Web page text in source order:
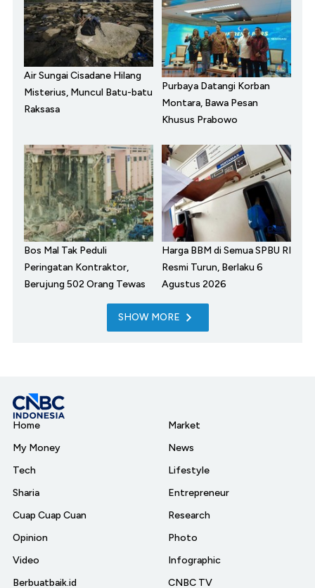
Air Sungai Cisadane Hilang
Misterius, Muncul Batu-batu
Raksasa
Purbaya Datangi Korban
Montara, Bawa Pesan
Khusus Prabowo
Bos Mal Tak Peduli
Peringatan Kontraktor,
Berujung 502 Orang Tewas
Harga BBM di Semua SPBU RI
Resmi Turun, Berlaku 6
Agustus 2026
SHOW MORE
Home
My Money
Tech
Sharia
Cuap Cuap Cuan
Opinion
Video
Berbuatbaik.id
Market
News
Lifestyle
Entrepreneur
Research
Photo
Infographic
CNBC TV